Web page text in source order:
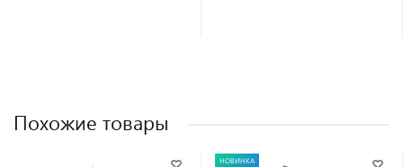
Похожие товары
НОВИНКА